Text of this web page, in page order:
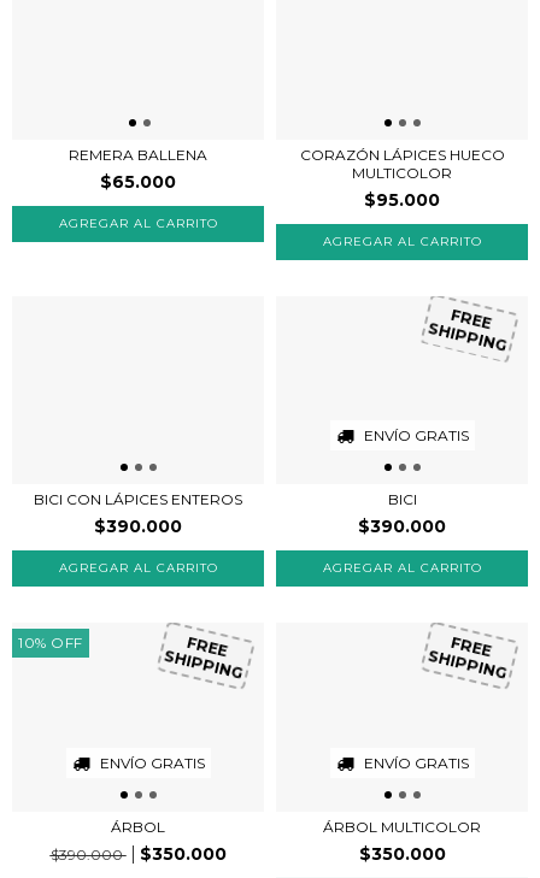
REMERA BALLENA
$65.000
CORAZÓN LÁPICES HUECO
MULTICOLOR
$95.000
BICI CON LÁPICES ENTEROS
$390.000
ENVÍO GRATIS
FREE
SHIPPING
BICI
$390.000
10% OFF
ENVÍO GRATIS
FREE
SHIPPING
ÁRBOL
$390.000
$350.000
ENVÍO GRATIS
FREE
SHIPPING
ÁRBOL MULTICOLOR
$350.000